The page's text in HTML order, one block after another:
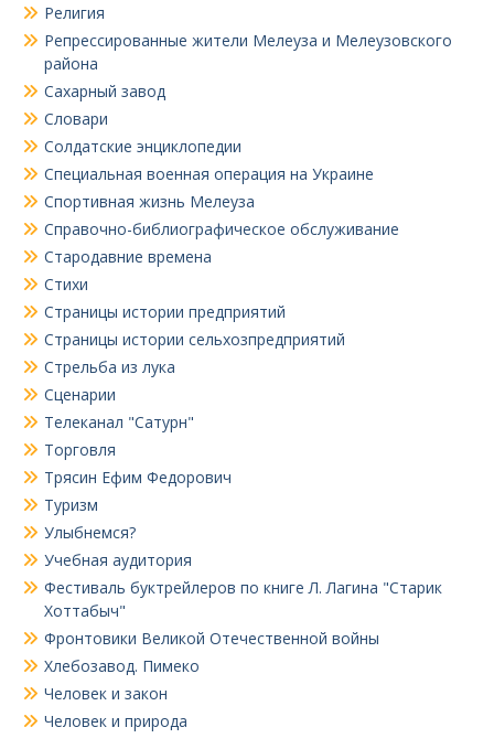
Религия
Репрессированные жители Мелеуза и Мелеузовского
района
Сахарный завод
Словари
Солдатские энциклопедии
Специальная военная операция на Украине
Спортивная жизнь Мелеуза
Справочно-библиографическое обслуживание
Стародавние времена
Стихи
Страницы истории предприятий
Страницы истории сельхозпредприятий
Стрельба из лука
Сценарии
Телеканал "Сатурн"
Торговля
Трясин Ефим Федорович
Туризм
Улыбнемся?
Учебная аудитория
Фестиваль буктрейлеров по книге Л. Лагина "Старик
Хоттабыч"
Фронтовики Великой Отечественной войны
Хлебозавод. Пимеко
Человек и закон
Человек и природа